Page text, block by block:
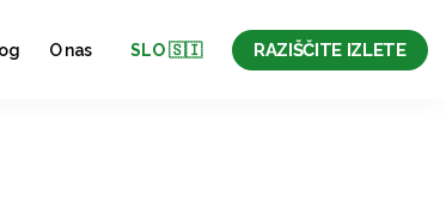
O nas SLO 🇸🇮 RAZIŠČITE IZLETE